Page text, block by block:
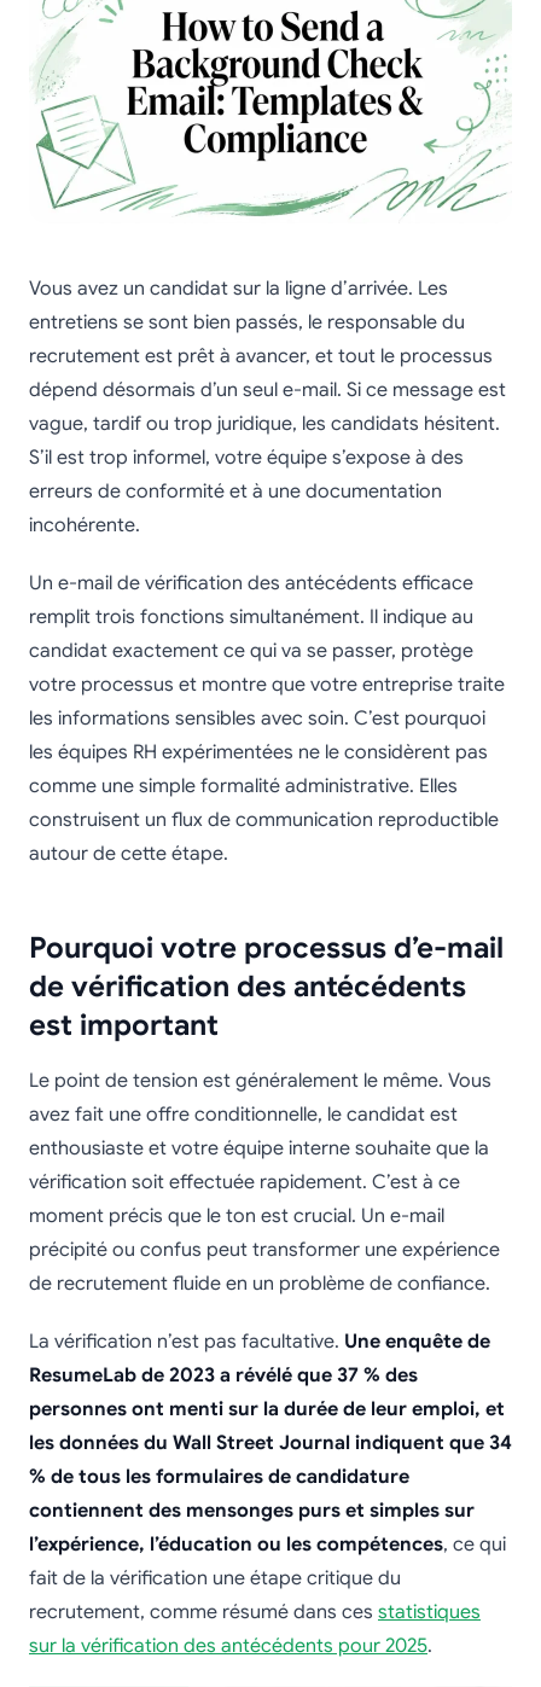
Vous avez un candidat sur la ligne d’arrivée. Les
entretiens se sont bien passés, le responsable du
recrutement est prêt à avancer, et tout le processus
dépend désormais d’un seul e-mail. Si ce message est
vague, tardif ou trop juridique, les candidats hésitent.
S’il est trop informel, votre équipe s’expose à des
erreurs de conformité et à une documentation
incohérente.
Un e-mail de vérification des antécédents efficace
remplit trois fonctions simultanément. Il indique au
candidat exactement ce qui va se passer, protège
votre processus et montre que votre entreprise traite
les informations sensibles avec soin. C’est pourquoi
les équipes RH expérimentées ne le considèrent pas
comme une simple formalité administrative. Elles
construisent un flux de communication reproductible
autour de cette étape.
Pourquoi votre processus d’e-mail
de vérification des antécédents
est important
Le point de tension est généralement le même. Vous
avez fait une offre conditionnelle, le candidat est
enthousiaste et votre équipe interne souhaite que la
vérification soit effectuée rapidement. C’est à ce
moment précis que le ton est crucial. Un e-mail
précipité ou confus peut transformer une expérience
de recrutement fluide en un problème de confiance.
La vérification n’est pas facultative. Une enquête de
ResumeLab de 2023 a révélé que 37 % des
personnes ont menti sur la durée de leur emploi, et
les données du Wall Street Journal indiquent que 34
% de tous les formulaires de candidature
contiennent des mensonges purs et simples sur
l’expérience, l’éducation ou les compétences, ce qui
fait de la vérification une étape critique du
recrutement, comme résumé dans ces statistiques
sur la vérification des antécédents pour 2025.